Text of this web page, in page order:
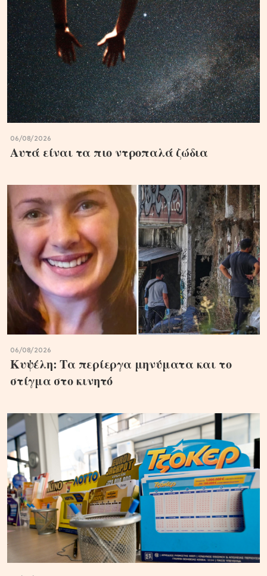
06/08/2026
Αυτά είναι τα πιο ντροπαλά ζώδια
06/08/2026
Κυψέλη: Τα περίεργα μηνύματα και το
στίγμα στο κινητό